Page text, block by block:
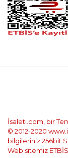
İsaleti.com, bir
© 2012-2020
bilgileriniz 256bit
Web sitemiz